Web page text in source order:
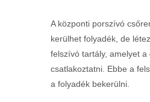
A központi porszívó
kerülhet folyadék, de
felszívó tartály, amelyet
csatlakoztatni. Ebbe a
a folyadék bekerülni.